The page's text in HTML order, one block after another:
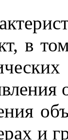
в
и